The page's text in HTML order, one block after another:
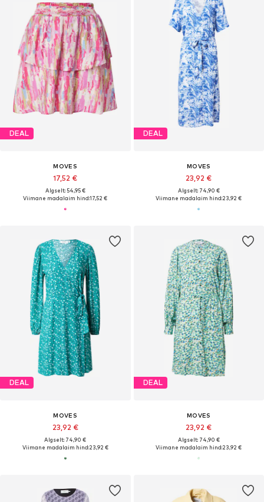
DEAL
MOVES
17,52 €
Algselt: 54,95 €
Viimane madalaim hind:17,52 €
DEAL
MOVES
23,92 €
Algselt: 74,90 €
Viimane madalaim hind:23,92 €
DEAL
MOVES
23,92 €
Algselt: 74,90 €
Viimane madalaim hind:23,92 €
DEAL
MOVES
23,92 €
Algselt: 74,90 €
Viimane madalaim hind:23,92 €